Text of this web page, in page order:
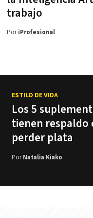
trabajo
PoriProfesional
Los 5
tienen respaldo
perder plata
ESTILO DE VIDA
PorNatalia Kiako